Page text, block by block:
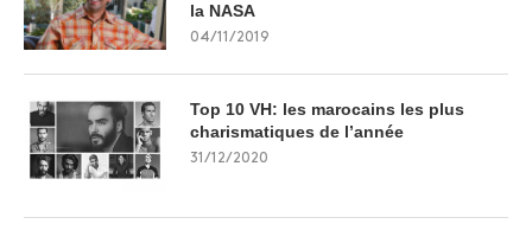
la NASA
04/11/2019
Top 10 VH: les marocains les plus
charismatiques de l’année
31/12/2020